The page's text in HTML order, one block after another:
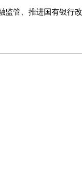
推进国有银行改